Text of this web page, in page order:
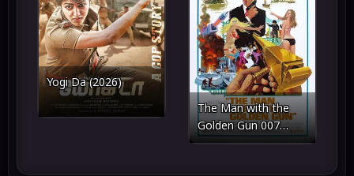
Yogi Da (2026)
The Man with the
Golden Gun 007
(1974) เพชฌฆาตปืน